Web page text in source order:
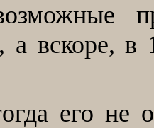
а вскоре,
его не